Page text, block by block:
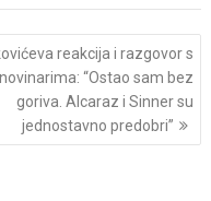
reakcija i razgovor s
novinarima: “Ostao sam bez
goriva. Alcaraz i Sinner su
jednostavno predobri”